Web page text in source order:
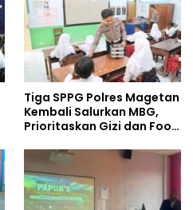
Tiga SPPG Polres Magetan
Kembali Salurkan MBG,
Prioritaskan Gizi dan Food